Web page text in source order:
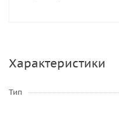
Характеристики
Тип